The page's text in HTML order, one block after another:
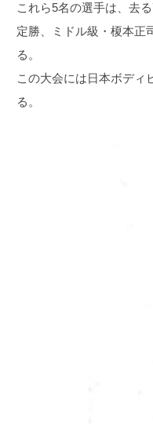
これら5名の選手は、去
定勝、ミドル級・榎本正
る。
この大会には日本ボディ
る。